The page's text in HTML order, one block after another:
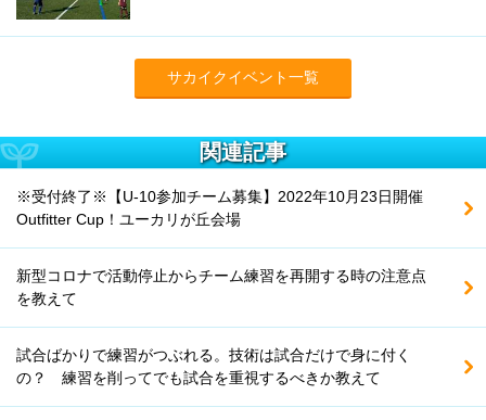
サカイクイベント一覧
関連記事
※受付終了※【U-10参加チーム募集】2022年10月23日開催
Outfitter Cup！ユーカリが丘会場
新型コロナで活動停止からチーム練習を再開する時の注意点
を教えて
試合ばかりで練習がつぶれる。技術は試合だけで身に付く
の？ 練習を削ってでも試合を重視するべきか教えて